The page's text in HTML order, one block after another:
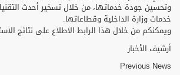
وتحسين جودة خدماتها، من خلال تسخير أحدث
خدمات وزارة الداخلية وقطاعاتها.
ويمكنكم من خلال هذا الرابط الاطلاع على نتائج
أرشيف الأخبار
Previous News